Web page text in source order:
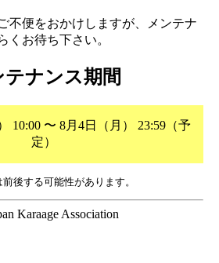
不便をおかけしますが、メンテナ
くお待ち下さい。
テナンス期間
10:00 〜 8月4日（月） 23:59（予
定）
後する可能性があります。
Karaage Association